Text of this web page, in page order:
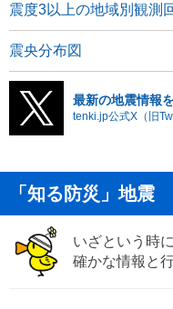
震度3以上の地域別観測
震央分布図
最新の地震情報
tenki.jp公式X（旧
「知る防災」地震
いざという時
確かな情報と